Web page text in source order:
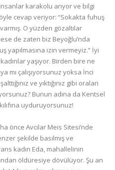
karakolu arıyor ve bilgi
cevap veriyor: “Sokakta fuhuş
O yüzden gözaltılar
de zaten biz Beyoğlu’nda
yapılmasına izin vermeyiz.” İyi
yaşıyor. Birden bire ne
mı çalışıyorsunuz yoksa İnci
ve yıktığınız gibi oraları
Bunun adına da Kentsel
uyduruyorsunuz!
önce Avcılar Meis Sitesi’nde
şekilde basılmış ve
kadın Eda, mahallelinin
öldüresiye dövülüyor. Şu an